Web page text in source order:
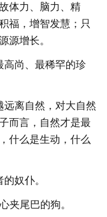
体力、脑力、精
福，增智发慧；只
源增长。
高尚、最稀罕的珍
远离自然，对大自然
而言，自然才是最
什么是生动，什么
奴仆。
夹尾巴的狗。